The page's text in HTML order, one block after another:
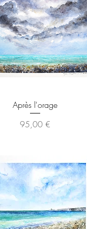
Aperçu rapide
Après l'orage
Prix
95,00 €